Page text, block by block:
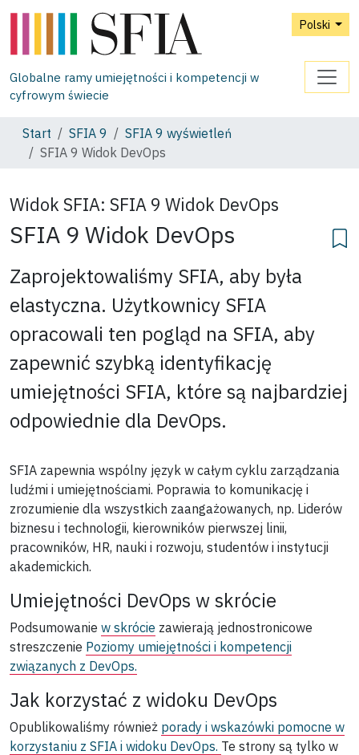
Polski
Globalne ramy umiejętności i kompetencji w
cyfrowym świecie
Start SFIA 9
SFIA 9 wyświetleń
SFIA 9 Widok DevOps
Widok SFIA: SFIA 9 Widok DevOps
SFIA 9 Widok DevOps
Zaprojektowaliśmy SFIA, aby była
elastyczna. Użytkownicy SFIA
opracowali ten pogląd na SFIA, aby
zapewnić szybką identyfikację
umiejętności SFIA, które są najbardziej
odpowiednie dla DevOps.
SFIA zapewnia wspólny język w całym cyklu zarządzania
ludźmi i umiejętnościami. Poprawia to komunikację i
zrozumienie dla wszystkich zaangażowanych, np. Liderów
biznesu i technologii, kierowników pierwszej linii,
pracowników, HR, nauki i rozwoju, studentów i instytucji
akademickich.
Umiejętności DevOps w skrócie
Podsumowanie w skrócie zawierają jednostronicowe
streszczenie Poziomy umiejętności i kompetencji
związanych z DevOps.
Jak korzystać z widoku DevOps
Opublikowaliśmy również porady i wskazówki pomocne w
korzystaniu z SFIA i widoku DevOps. Te strony są tylko w